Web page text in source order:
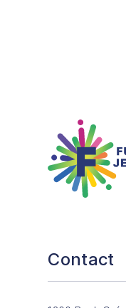
Fusion
Contact